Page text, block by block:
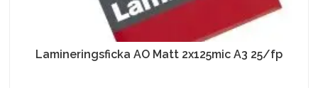
Lamineringsficka AO Matt 2x125mic A3 25/fp